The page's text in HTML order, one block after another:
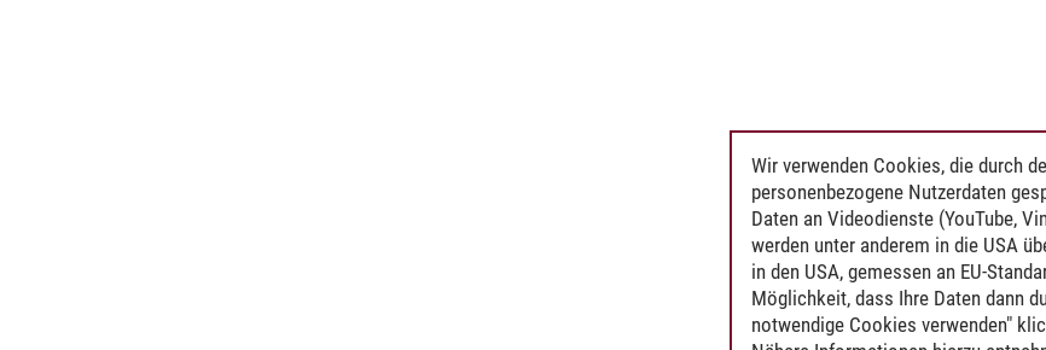
Wir verwenden Cookies, die durch
personenbezogene Nutzerdaten
Daten an Videodienste (YouTube,
werden unter anderem in die USA
in den USA, gemessen an EU-
Möglichkeit, dass Ihre Daten dann
notwendige Cookies verwenden"